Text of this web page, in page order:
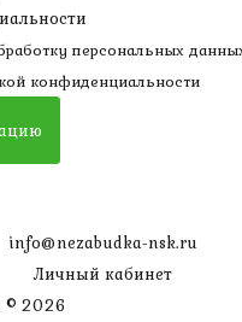
персональных
конфиденциальности
info@nezabudka-nsk.ru
Личный кабинет
© 2026